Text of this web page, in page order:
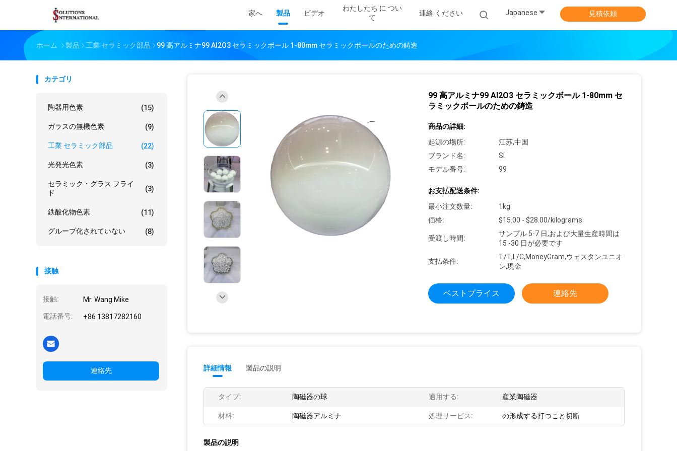
家へ 製品 ビデオ
わたしたち に つい
て
連絡 ください Japanese 見積依頼
ホーム 製品 工業 セラミック部品 99 高アルミナ99 Al2O3 セラミックボール 1-80mm セラミックボールのための鋳造
カテゴリ
陶器用色素 (15)
ガラスの無機色素 (9)
工業 セラミック部品 (22)
光発光色素 (3)
セラミック・グラス フライ
ド
(3)
鉄酸化物色素 (11)
グループ化されていない (8)
接触
接触: Mr. Wang Mike
電話番号: +86 13817282160
連絡先
99 高アルミナ99 Al2O3 セラミックボール 1-80mm セ
ラミックボールのための鋳造
商品の詳細:
起源の場所:
江苏,中国
ブランド名:
SI
モデル番号:
99
お支払配送条件:
最小注文数量:
1kg
価格:
$15.00 - $28.00/kilograms
受渡し時間:
サンプル 5-7 日,および大量生産時間は
15 -30 日が必要です
支払条件:
T/T,L/C,MoneyGram,ウェスタンユニオ
ン,現金
ベストプライス 連絡先
詳細情報 製品の説明
タイプ: 陶磁器の球 適用する: 産業陶磁器
材料: 陶磁器アルミナ 処理サービス: の形成する打つこと切断
製品の説明